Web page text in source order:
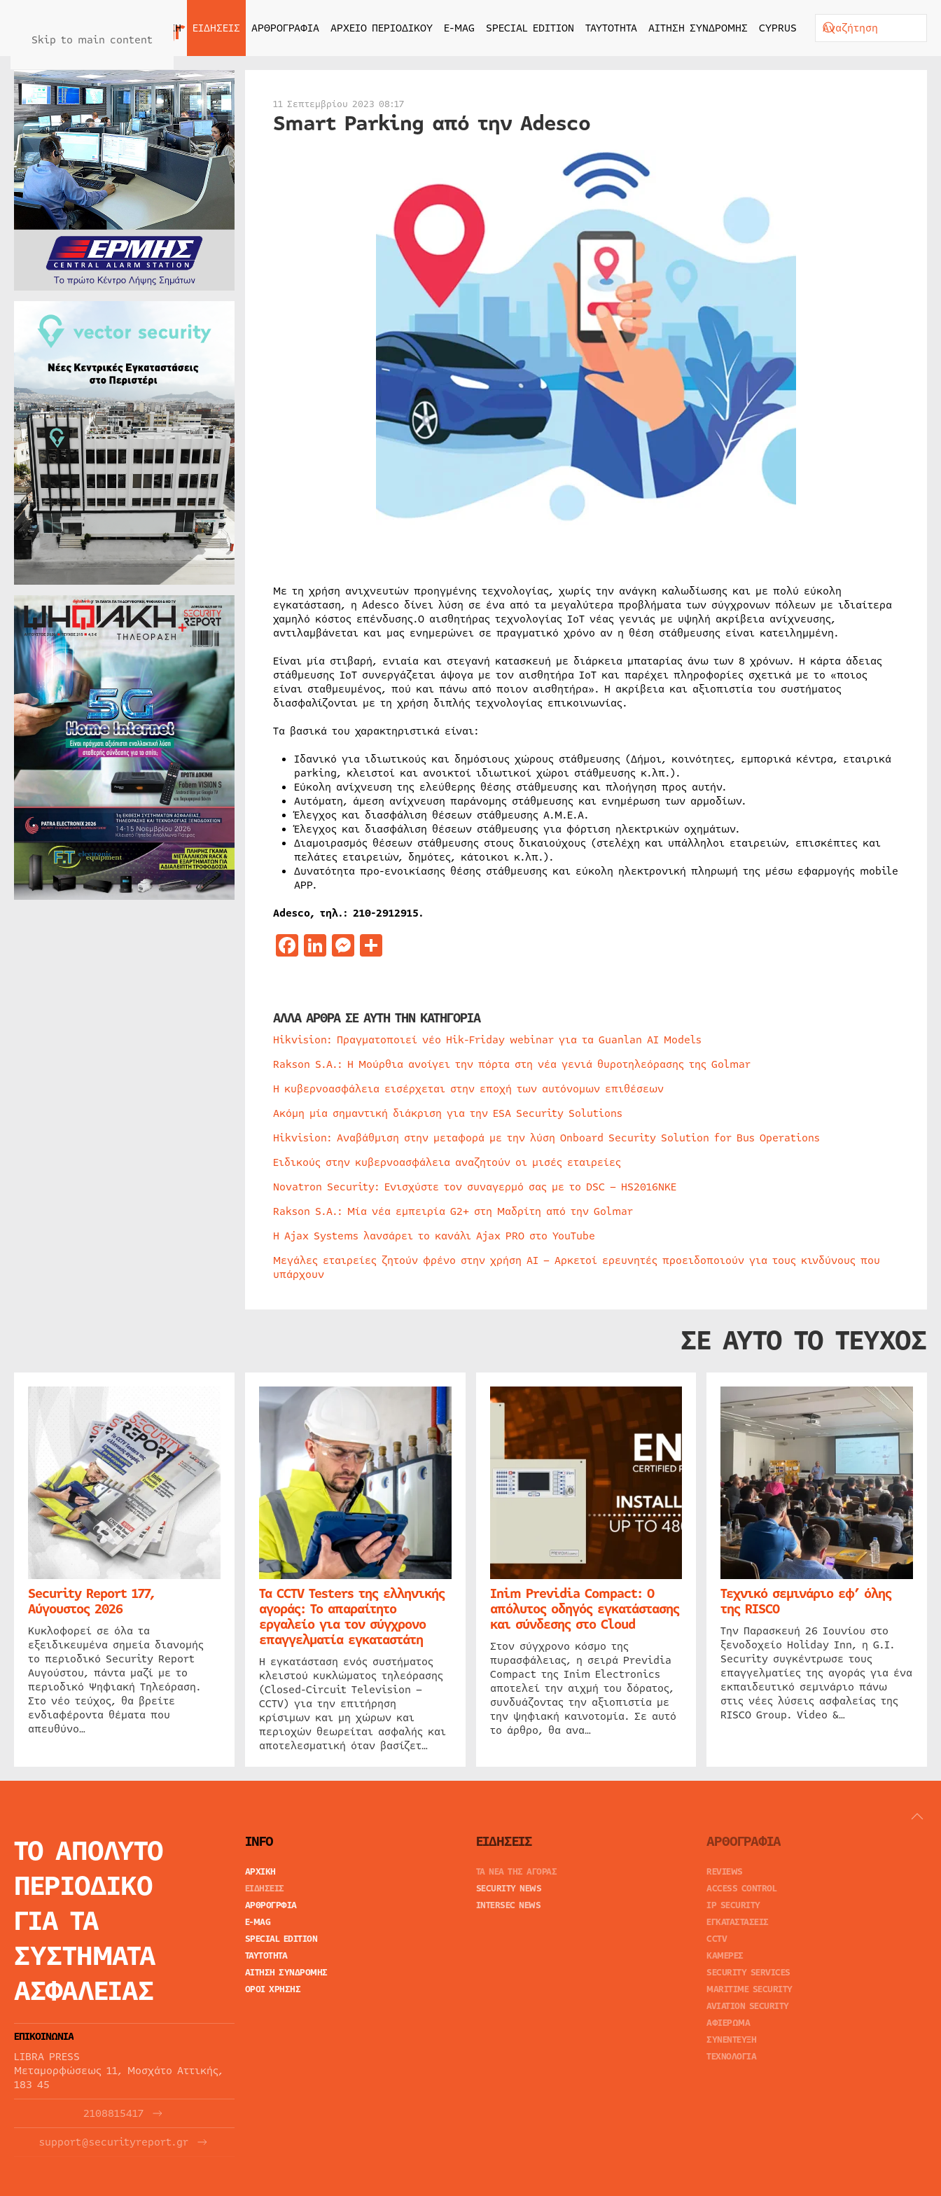
Skip to main content
ΑΡΧΙΚΗ ΕΙΔΗΣΕΙΣ ΑΡΘΡΟΓΡΑΦΙΑ ΑΡΧΕΙΟ ΠΕΡΙΟΔΙΚΟΥ E-MAG SPECIAL EDITION ΤΑΥΤΟΤΗΤΑ ΑΙΤΗΣΗ ΣΥΝΔΡΟΜΗΣ CYPRUS
11 Σεπτεμβρίου 2023 08:17
Smart Parking από την Adesco
Με τη χρήση ανιχνευτών προηγμένης τεχνολογίας, χωρίς την ανάγκη καλωδίωσης και με πολύ εύκολη
εγκατάσταση, η Adesco δίνει λύση σε ένα από τα μεγαλύτερα προβλήματα των σύγχρονων πόλεων με ιδιαίτερα
χαμηλό κόστος επένδυσης.O αισθητήρας τεχνολογίας ΙοΤ νέας γενιάς με υψηλή ακρίβεια ανίχνευσης,
αντιλαμβάνεται και μας ενημερώνει σε πραγματικό χρόνο αν η θέση στάθμευσης είναι κατειλημμένη.
Είναι μία στιβαρή, ενιαία και στεγανή κατασκευή με διάρκεια μπαταρίας άνω των 8 χρόνων. Η κάρτα άδειας
στάθμευσης IoT συνεργάζεται άψογα με τον αισθητήρα IoT και παρέχει πληροφορίες σχετικά με το «ποιος
είναι σταθμευμένος, πού και πάνω από ποιον αισθητήρα». Η ακρίβεια και αξιοπιστία του συστήματος
διασφαλίζονται με τη χρήση διπλής τεχνολογίας επικοινωνίας.
Τα βασικά του χαρακτηριστικά είναι:
Ιδανικό για ιδιωτικούς και δημόσιους χώρους στάθμευσης (Δήμοι, κοινότητες, εμπορικά κέντρα, εταιρικά
parking, κλειστοί και ανοικτοί ιδιωτικοί χώροι στάθμευσης κ.λπ.).
Εύκολη ανίχνευση της ελεύθερης θέσης στάθμευσης και πλοήγηση προς αυτήν.
Αυτόματη, άμεση ανίχνευση παράνομης στάθμευσης και ενημέρωση των αρμοδίων.
Έλεγχος και διασφάλιση θέσεων στάθμευσης Α.Μ.Ε.Α.
Έλεγχος και διασφάλιση θέσεων στάθμευσης για φόρτιση ηλεκτρικών οχημάτων.
Διαμοιρασμός θέσεων στάθμευσης στους δικαιούχους (στελέχη και υπάλληλοι εταιρειών, επισκέπτες και
πελάτες εταιρειών, δημότες, κάτοικοι κ.λπ.).
Δυνατότητα προ-ενοικίασης θέσης στάθμευσης και εύκολη ηλεκτρονική πληρωμή της μέσω εφαρμογής mobile
APP.
Adesco, τηλ.: 210-2912915.
Facebook
LinkedIn
Messenger
Μοιραστείτε
ΑΛΛΑ ΑΡΘΡΑ ΣΕ ΑΥΤΗ ΤΗΝ ΚΑΤΗΓΟΡΙΑ
Hikvision: Πραγματοποιεί νέο Hik-Friday webinar για τα Guanlan AI Models
Rakson S.A.: Η Μούρθια ανοίγει την πόρτα στη νέα γενιά θυροτηλεόρασης της Golmar
Η κυβερνοασφάλεια εισέρχεται στην εποχή των αυτόνομων επιθέσεων
Ακόμη μία σημαντική διάκριση για την ESA Security Solutions
Hikvision: Αναβάθμιση στην μεταφορά με την λύση Onboard Security Solution for Bus Operations
Ειδικούς στην κυβερνοασφάλεια αναζητούν οι μισές εταιρείες
Novatron Security: Ενισχύστε τον συναγερμό σας με το DSC – HS2016NKE
Rakson S.A.: Μία νέα εμπειρία G2+ στη Μαδρίτη από την Golmar
Η Ajax Systems λανσάρει το κανάλι Ajax PRO στο YouTube
Μεγάλες εταιρείες ζητούν φρένο στην χρήση AI – Αρκετοί ερευνητές προειδοποιούν για τους κινδύνους που
υπάρχουν
ΣΕ ΑΥΤΟ ΤΟ ΤΕΥΧΟΣ
Security Report 177,
Αύγουστος 2026
Κυκλοφορεί σε όλα τα
εξειδικευμένα σημεία διανομής
το περιοδικό Security Report
Αυγούστου, πάντα μαζί με το
περιοδικό Ψηφιακή Τηλεόραση.
Στο νέο τεύχος, θα βρείτε
ενδιαφέροντα θέματα που
απευθύνο…
Τα CCTV Testers της ελληνικής
αγοράς: Το απαραίτητο
εργαλείο για τον σύγχρονο
επαγγελματία εγκαταστάτη
Η εγκατάσταση ενός συστήματος
κλειστού κυκλώματος τηλεόρασης
(Closed-Circuit Television –
CCTV) για την επιτήρηση
κρίσιμων και μη χώρων και
περιοχών θεωρείται ασφαλής και
αποτελεσματική όταν βασίζετ…
Inim Previdia Compact: Ο
απόλυτος οδηγός εγκατάστασης
και σύνδεσης στο Cloud
Στον σύγχρονο κόσμο της
πυρασφάλειας, η σειρά Previdia
Compact της Inim Electronics
αποτελεί την αιχμή του δόρατος,
συνδυάζοντας την αξιοπιστία με
την ψηφιακή καινοτομία. Σε αυτό
το άρθρο, θα ανα…
Τεχνικό σεμινάριο εφ’ όλης
της RISCO
Την Παρασκευή 26 Ιουνίου στο
ξενοδοχείο Holiday Inn, η G.I.
Security συγκέντρωσε τους
επαγγελματίες της αγοράς για ένα
εκπαιδευτικό σεμινάριο πάνω
στις νέες λύσεις ασφαλείας της
RISCO Group. Video &…
ΤΟ ΑΠΟΛΥΤΟ
ΠΕΡΙΟΔΙΚΟ
ΓΙΑ ΤΑ
ΣΥΣΤΗΜΑΤΑ
ΑΣΦΑΛΕΙΑΣ
ΕΠΙΚΟΙΝΩΝΙΑ
LIBRA PRESS
Μεταμορφώσεως 11, Μοσχάτο Αττικής,
183 45
2108815417
support@securityreport.gr
INFO
ΑΡΧΙΚΗ
ΕΙΔΗΣΕΙΣ
ΑΡΘΡΟΓΡΦΙΑ
E-MAG
SPECIAL EDITION
ΤΑΥΤΟΤΗΤΑ
ΑΙΤΗΣΗ ΣΥΝΔΡΟΜΗΣ
ΟΡΟΙ ΧΡΗΣΗΣ
ΕΙΔΗΣΕΙΣ
ΤΑ ΝΕΑ ΤΗΣ ΑΓΟΡΑΣ
SECURITY NEWS
INTERSEC NEWS
ΑΡΘΟΓΡΑΦΙΑ
REVIEWS
ACCESS CONTROL
IP SECURITY
ΕΓΚΑΤΑΣΤΑΣΕΙΣ
CCTV
ΚΑΜΕΡΕΣ
SECURITY SERVICES
MARITIME SECURITY
AVIATION SECURITY
ΑΦΙΕΡΩΜΑ
ΣΥΝΕΝΤΕΥΞΗ
ΤΕΧΝΟΛΟΓΙΑ